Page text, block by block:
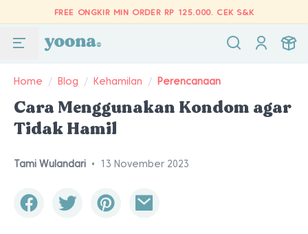
FREE ONGKIR MIN ORDER RP 125.000. CEK S&K
Home / Blog / Kehamilan / Perencanaan
Cara Menggunakan Kondom agar
Tidak Hamil
Tami Wulandari • 13 November 2023